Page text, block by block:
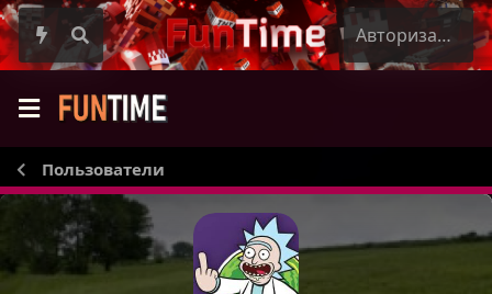
Авторизация
Пользователи